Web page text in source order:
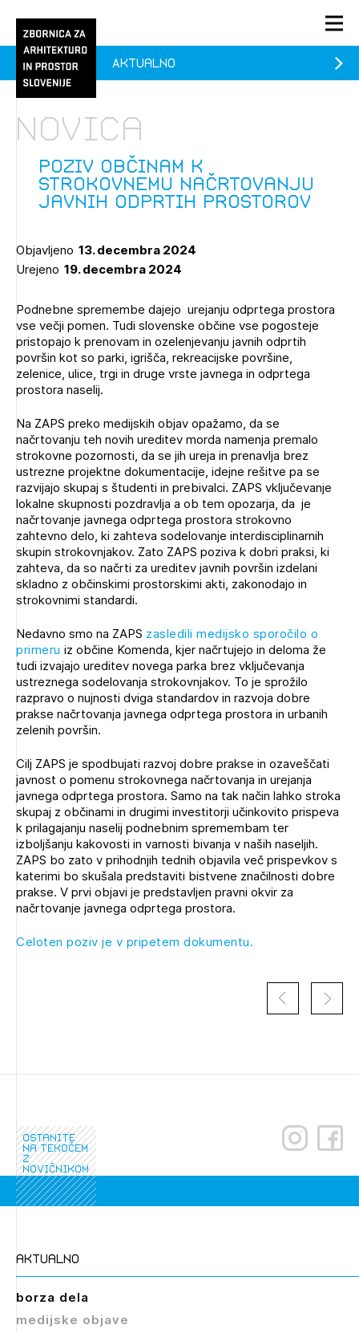
PRIJAVA
Članstvo
O ZAPS
dostopate, se je potrebno prijaviti.
1/1
Pozdravljeni
PRIJAVITE SE
POZABLJENO GESLO
REGISTRIRAJTE SE
Poziv občinam k
strokovnemu načrtovanju
javnih odprtih prostorov
Novica
Aktualno
Objavljeno 13. decembra 2024
Urejeno 19. decembra 2024
Podnebne spremembe dajejo urejanju odprtega prostora
vse večji pomen. Tudi slovenske občine vse pogosteje
pristopajo k prenovam in ozelenjevanju javnih odprtih
površin kot so parki, igrišča, rekreacijske površine,
zelenice, ulice, trgi in druge vrste javnega in odprtega
prostora naselij.
Na ZAPS preko medijskih objav opažamo, da se
načrtovanju teh novih ureditev morda namenja premalo
strokovne pozornosti, da se jih ureja in prenavlja brez
ustrezne projektne dokumentacije, idejne rešitve pa se
razvijajo skupaj s študenti in prebivalci. ZAPS vključevanje
lokalne skupnosti pozdravlja a ob tem opozarja, da je
načrtovanje javnega odprtega prostora strokovno
zahtevno delo, ki zahteva sodelovanje interdisciplinarnih
skupin strokovnjakov. Zato ZAPS poziva k dobri praksi, ki
zahteva, da so načrti za ureditev javnih površin izdelani
skladno z občinskimi prostorskimi akti, zakonodajo in
strokovnimi standardi.
Nedavno smo na ZAPS zasledili medijsko sporočilo o
primeru iz občine Komenda, kjer načrtujejo in deloma že
tudi izvajajo ureditev novega parka brez vključevanja
ustreznega sodelovanja strokovnjakov. To je sprožilo
razpravo o nujnosti dviga standardov in razvoja dobre
prakse načrtovanja javnega odprtega prostora in urbanih
zelenih površin.
Cilj ZAPS je spodbujati razvoj dobre prakse in ozaveščati
javnost o pomenu strokovnega načrtovanja in urejanja
javnega odprtega prostora. Samo na tak način lahko stroka
skupaj z občinami in drugimi investitorji učinkovito prispeva
k prilagajanju naselij podnebnim spremembam ter
izboljšanju kakovosti in varnosti bivanja v naših naseljih.
ZAPS bo zato v prihodnjih tednih objavila več prispevkov s
katerimi bo skušala predstaviti bistvene značilnosti dobre
prakse. V prvi objavi je predstavljen pravni okvir za
načrtovanje javnega odprtega prostora.
Celoten poziv je v pripetem dokumentu.
ostanite
na tekočem
z
novičnikom
aktualno
borza dela
medijske objave
1/2
Prijava na novičnik
Novičnike vam bomo pošiljali na vaš elektronski naslov.
Mesečni novičnik
Novičnik izobraževanj
Novičnik natečajev
Tedenski novičnik javnih naročil
Dnevne medijske objave
NAPREJ